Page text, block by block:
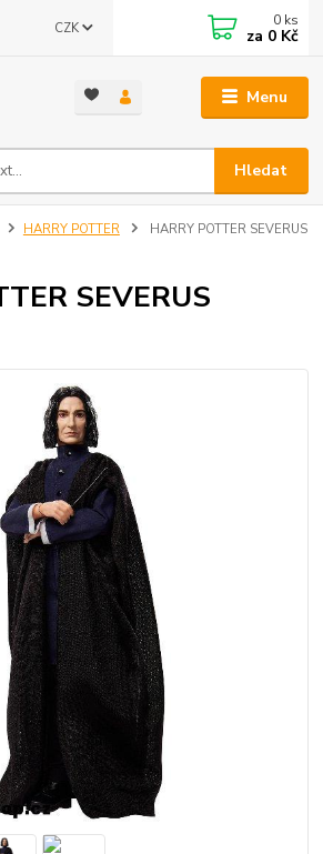
Menu
CZK
Hledat
0 ks
za 0 Kč
HARRY POTTER
HARRY POTTER SEVERUS
SEVERUS